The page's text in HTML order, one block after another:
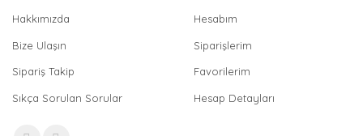
Hakkımızda
Bize Ulaşın
Sipariş Takip
Sıkça Sorulan Sorular
Hesabım
Siparişlerim
Favorilerim
Hesap Detayları